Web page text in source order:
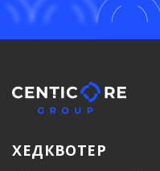
ХЕДКВОТЕР